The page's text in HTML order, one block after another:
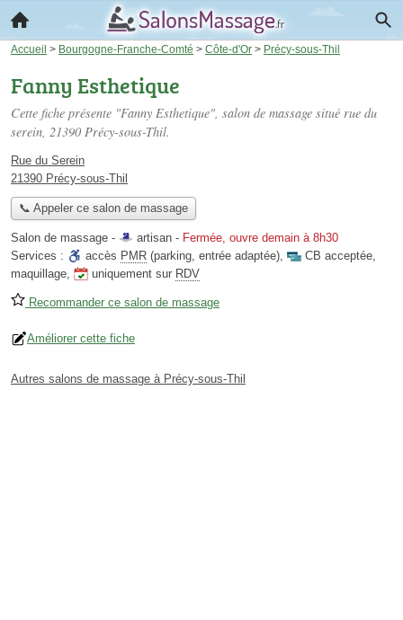
Accueil > Bourgogne-Franche-Comté > Côte-d'Or > Précy-sous-Thil
Fanny Esthetique
Cette fiche présente "Fanny Esthetique", salon de massage situé rue du
serein, 21390 Précy-sous-Thil.
Rue du Serein
21390 Précy-sous-Thil
📞 Appeler ce salon de massage
Salon de massage - artisan - Fermée, ouvre demain à 8h30
Services :
accès PMR (parking, entrée adaptée), CB acceptée,
maquillage, uniquement sur RDV
Recommander ce salon de massage
Améliorer cette fiche
Autres salons de massage à Précy-sous-Thil